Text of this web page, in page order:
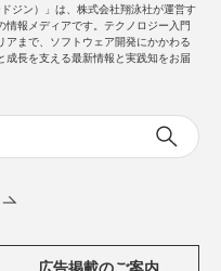
ドジン）」は、株式会社翔泳社が運営す
情報メディアです。テクノロジー入門
アまで、ソフトウェア開発にかかわる
成長を支える最新情報と実践知をお届
広告掲載のご案内